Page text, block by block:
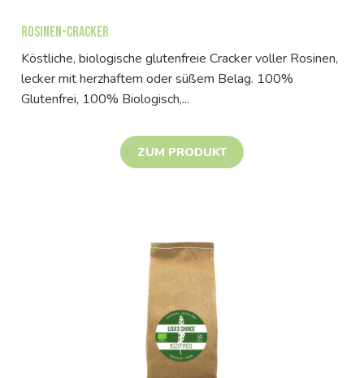
Rosinen-Cracker
Köstliche, biologische glutenfreie Cracker voller Rosinen,
lecker mit herzhaftem oder süßem Belag. 100%
Glutenfrei, 100% Biologisch,...
ZUM PRODUKT